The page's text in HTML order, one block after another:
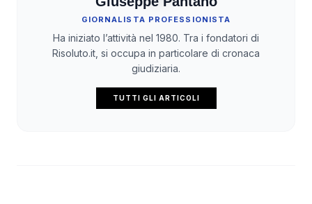
GIORNALISTA PROFESSIONISTA
Ha iniziato l’attività nel 1980. Tra i fondatori di
Risoluto.it, si occupa in particolare di cronaca
giudiziaria.
TUTTI GLI ARTICOLI